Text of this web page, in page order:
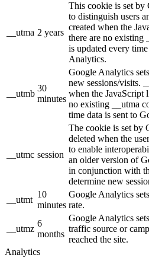
__utma 2 years
This cookie is set by
to distinguish users
created when the
there are no existing
is updated every
Analytics.
__utmb
30
minutes
Google Analytics
new sessions/visits.
when the JavaScript
no existing __utma
time data is sent to
__utmc session
The cookie is set by
deleted when the
to enable
an older version of
in conjunction with
determine new
__utmt
10
minutes
Google Analytics
rate.
__utmz
6
months
Google Analytics
traffic source or
reached the site.
Analytics